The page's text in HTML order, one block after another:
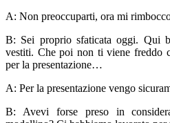
A: Non preoccuparti, ora mi
B: Sei proprio sfaticata oggi. Qui
vestiti. Che poi non ti viene freddo
per la presentazione…
A: Per la presentazione vengo
B: Avevi forse preso in